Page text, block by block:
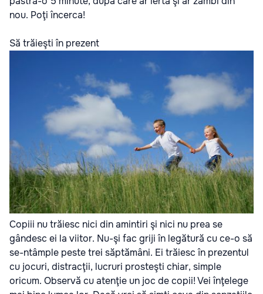
nou. Poţi încerca!
Să trăieşti în prezent
Copiii nu trăiesc nici din amintiri şi nici nu prea se
gândesc ei la viitor. Nu-şi fac griji în legătură cu ce-o să
se-ntâmple peste trei săptămâni. Ei trăiesc în prezentul
cu jocuri, distracţii, lucruri prosteşti chiar, simple
oricum. Observă cu atenţie un joc de copii! Vei înţelege